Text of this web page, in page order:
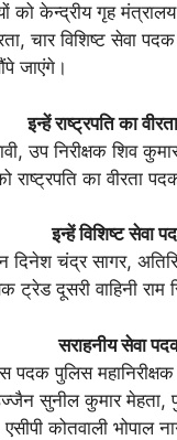
केन्द्रीय गृह मंत्रालय
चार विशिष्‍ट सेवा
जाएंगे।
इन्‍हें राष्‍ट्रपति का
उप निरीक्षक शिव
राष्‍ट्रपति का वीरता
इन्‍हें विशिष्‍ट सेवा
दिनेश चंद्र सागर,
ट्रेड दूसरी वाहिनी
सराहनीय सेवा
पदक पुलिस
सुनील कुमार मेहता,
कोतवाली भोपाल